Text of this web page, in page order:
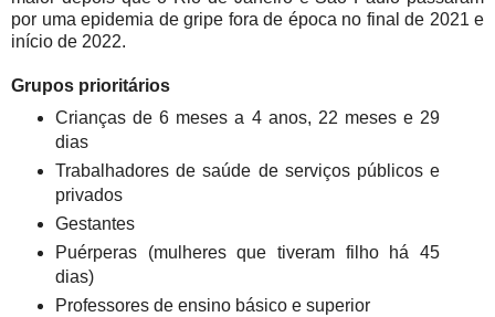
por uma epidemia de gripe fora de época no final de 2021 e
início de 2022.
Grupos prioritários
Crianças de 6 meses a 4 anos, 22 meses e 29
dias
Trabalhadores de saúde de serviços públicos e
privados
Gestantes
Puérperas (mulheres que tiveram filho há 45
dias)
Professores de ensino básico e superior